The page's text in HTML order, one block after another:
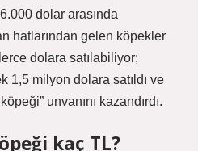
dolar arasında
hatlarından gelen köpekler
dolara satılabiliyor;
1,5 milyon dolara satıldı ve
unvanını kazandırdı.
kaç TL?